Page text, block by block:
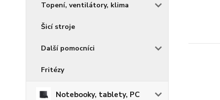
Topení, ventilátory, klima
Šicí stroje
Další pomocníci
Fritézy
Notebooky, tablety, PC